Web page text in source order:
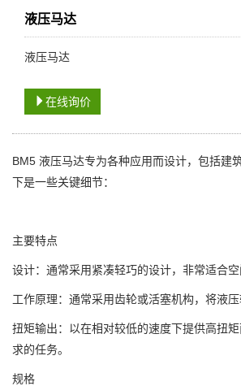
液压马达
液压马达
在线询价
BM5 液压马达专为各种应用而设计，包括建
下是一些关键细节：
主要特点
设计：通常采用紧凑轻巧的设计，非常适合空
工作原理：通常采用齿轮或活塞机构，将液压
扭矩输出：以在相对较低的速度下提供高扭
求的任务。
规格